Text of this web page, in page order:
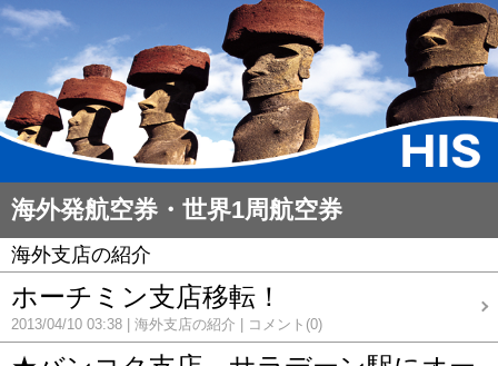
海外発航空券・世界1周航空券
海外支店の紹介
ホーチミン支店移転！
2013/04/10 03:38 海外支店の紹介 コメント(0)